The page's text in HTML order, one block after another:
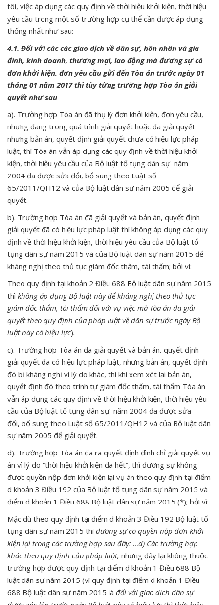
tôi, việc áp dụng các quy định về thời hiệu khởi kiện, thời hiệu
yêu cầu trong một số trường hợp cụ thể cần được áp dụng
thống nhất như sau:
4.1. Đối với các các giao dịch về dân sự, hôn nhân và gia
đình, kinh doanh, thương mại, lao động mà đương sự có
đơn khởi kiện, đơn yêu cầu gửi đến Tòa án trước ngày 01
tháng 01 năm 2017 thì tùy từng trường hợp Tòa án giải
quyết như sau
a). Trường hợp Tòa án đã thụ lý đơn khởi kiện, đơn yêu cầu,
nhưng đang trong quá trình giải quyết hoặc đã giải quyết
nhưng bản án, quyết định giải quyết chưa có hiệu lực pháp
luật, thì Tòa án vẫn áp dụng các quy định về thời hiệu khởi
kiện, thời hiệu yêu cầu của Bộ luật tố tụng dân sự năm
2004 đã được sửa đổi, bổ sung theo Luật số
65/2011/QH12 và của Bộ luật dân sự năm 2005 để giải
quyết.
b). Trường hợp Tòa án đã giải quyết và bản án, quyết định
giải quyết đã có hiệu lực pháp luật thì không áp dụng các quy
định về thời hiệu khởi kiện, thời hiệu yêu cầu của Bộ luật tố
tụng dân sự năm 2015 và của Bộ luật dân sự năm 2015 để
kháng nghị theo thủ tục giám đốc thẩm, tái thẩm; bởi vì:
Theo quy định tại khoản 2 Điều 688 Bộ luật dân sựnăm 2015
thì không áp dụng Bộ luật này để kháng nghị theo thủ tục
giám đốc thẩm, tái thẩm đối với vụ việc mà Tòa án đã giải
quyết theo quy định của pháp luật về dân sự trước ngày Bộ
luật này có hiệu lực).
c). Trường hợp Tòa án đã giải quyết và bản án, quyết định
giải quyết đã có hiệu lực pháp luật, nhưng bản án, quyết định
đó bị kháng nghị vì lý do khác, thì khi xem xét lại bản án,
quyết định đó theo trình tự giám đốc thẩm, tái thẩm Tòa án
vẫn áp dụng các quy định về thời hiệu khởi kiện, thời hiệu yêu
cầu của Bộ luật tố tụng dân sự năm 2004 đã được sửa
đổi, bổ sung theo Luật số 65/2011/QH12 và của Bộ luật dân
sự năm 2005 để giải quyết.
d). Trường hợp Tòa án đã ra quyết định đình chỉ giải quyết vụ
án vì lý do “thời hiệu khởi kiện đã hết”, thì đương sự không
được quyền nộp đơn khởi kiện lại vụ án theo quy định tại điểm
d khoản 3 Điều 192 của Bộ luật tố tụng dân sự năm 2015 và
điểm d khoản 1 Điều 688 Bộ luật dân sự năm 2015 (*); bởi vì:
Mặc dù theo quy định tại điểm d khoản 3 Điều 192 Bộ luật tố
tụng dân sự năm 2015 thì đương sự có quyền nộp đơn khởi
kiện lại trong các trường hợp sau đây: …d) Các trường hợp
khác theo quy định của pháp luật; nhưng đây lại không thuộc
trường hợp được quy định tại điểm d khoản 1 Điều 688 Bộ
luật dân sự năm 2015 (vì quy định tại điểm d khoản 1 Điều
688 Bộ luật dân sự năm 2015 là đối với giao dịch dân sự